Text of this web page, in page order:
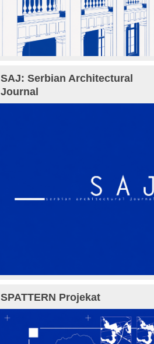
SAJ: Serbian Architectural
Journal
SPATTERN Projekat